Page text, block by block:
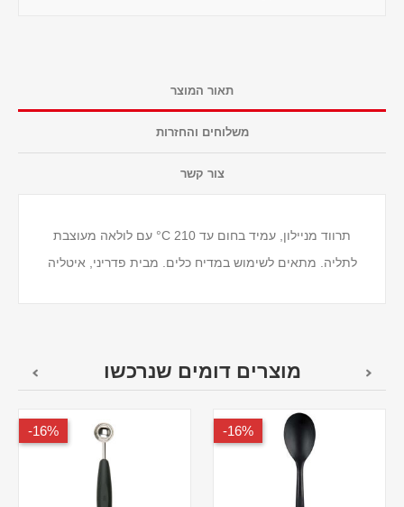
תאור המוצר
משלוחים והחזרות
צור קשר
תרווד מניילון, עמיד בחום עד 210 C° עם לולאה מעוצבת
לתליה. מתאים לשימוש במדיח כלים. מבית פדריני, איטליה
מוצרים דומים שנרכשו
16%-
16%-